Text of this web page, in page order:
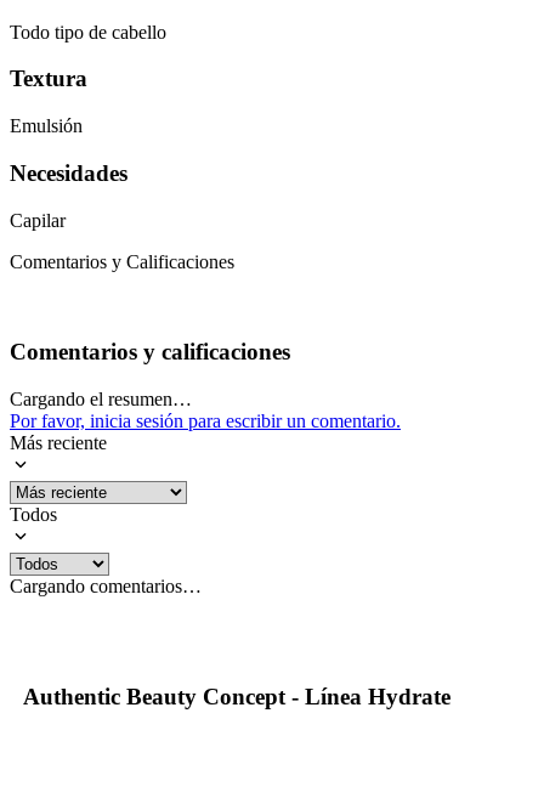
Todo tipo de cabello
Textura
Emulsión
Necesidades
Capilar
Comentarios y Calificaciones
Comentarios y calificaciones
Cargando el resumen…
Por favor, inicia sesión para escribir un comentario.
Más reciente
Todos
Cargando comentarios…
Authentic Beauty Concept - Línea Hydrate